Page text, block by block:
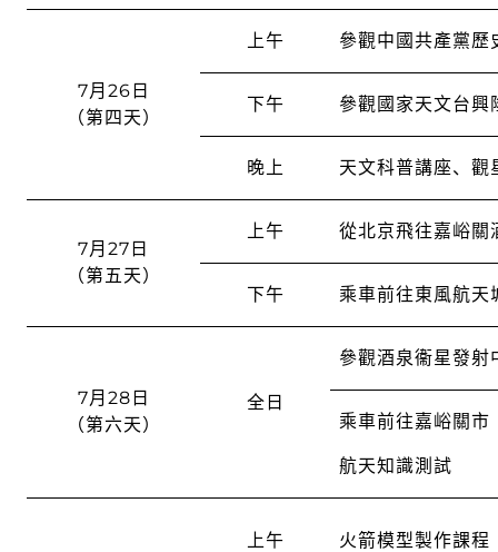
7月26日
（第四天）
上午 參觀中國共產黨歷
下午 參觀國家天文台興
晚上 天文科普講座、觀
7月27日
（第五天）
上午 從北京飛往嘉峪關
下午 乘車前往東風航天
7月28日
（第六天）
全日
參觀酒泉衞星發射
乘車前往嘉峪關市
航天知識測試
上午 火箭模型製作課程